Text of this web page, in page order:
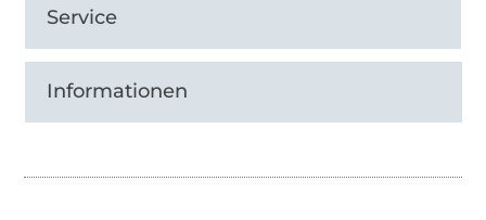
Service
Informationen